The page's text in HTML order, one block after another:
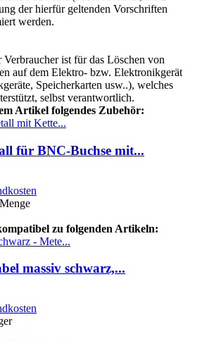
der hierfür geltenden Vorschriften
werden.
Verbraucher ist für das Löschen von
auf dem Elektro- bzw. Elektronikgerät
Speicherkarten usw..), welches
selbst verantwortlich.
Artikel folgendes Zubehör:
für BNC-Buchse mit...
zu folgenden Artikeln:
massiv schwarz,...